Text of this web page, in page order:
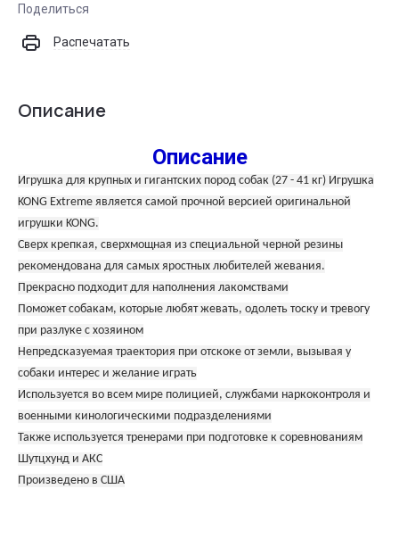
Поделиться
Распечатать
Описание
Описание
Игрушка для крупных и гигантских пород собак (27 - 41 кг) Игрушка
KONG Extreme является самой прочной версией оригинальной
игрушки KONG.
Сверх крепкая, сверхмощная из специальной черной резины
рекомендована для самых яростных любителей жевания.
Прекрасно подходит для наполнения лакомствами
Поможет собакам, которые любят жевать, одолеть тоску и тревогу
при разлуке с хозяином
Непредсказуемая траектория при отскоке от земли, вызывая у
собаки интерес и желание играть
Используется во всем мире полицией, службами наркоконтроля и
военными кинологическими подразделениями
Также используется тренерами при подготовке к соревнованиям
Шутцхунд и АКС
Произведено в США